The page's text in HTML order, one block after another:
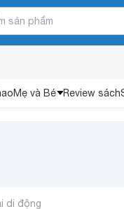
Mẹ và Bé Review sách
di động